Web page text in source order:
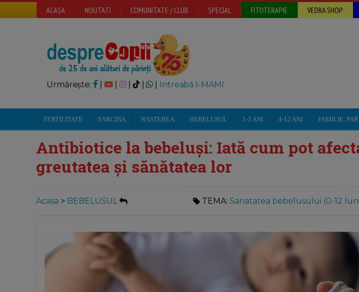
ACASA NOUTATI COMUNITATE / CLUB SPECIAL FITOTERAPIE VEDRA SHOP
Urmărește: | | Intreabă I-MAMI
FERTILITATE SARCINA NASTEREA BEBELUSUL 1-3 ANI 4-12 ANI FAMILIE,
Antibiotice la bebeluși: Iată cum pot
greutatea și sănătatea lor
Acasa > BEBELUSUL TEMA: Sanatatea bebelusului (0-12